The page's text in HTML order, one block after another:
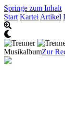
Springe zum Inhalt
Start Kartei Artikel
MusikalbumZur